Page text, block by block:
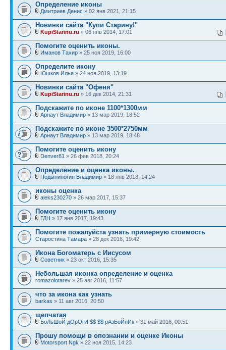
Определение иконы
Дмитриев Денис » 02 янв 2021, 21:15
Новинки сайта "Купи Старину!"
KupiStarinu.ru » 06 янв 2014, 17:01
Помогите оценить иконы.
Иманов Тахир » 25 ноя 2019, 16:00
Определите икону
Юшков Илья » 24 ноя 2019, 13:19
Новинки сайта "Офеня"
KupiStarinu.ru » 16 дек 2014, 21:31
Подскажите по иконе 1100*1300мм
Арнаут Владимир » 13 мар 2019, 18:52
Подскажите по иконе 3500*2750мм
Арнаут Владимир » 13 мар 2019, 18:48
Помогите оценить икону
Denver81 » 26 фев 2018, 20:24
Определение и оценка иконы.
Подыниногин Владимир » 18 янв 2018, 14:24
иконы оценка
aleks230270 » 26 мар 2017, 15:37
Помогите оценить икону
ГДН » 17 янв 2017, 19:43
Помогите пожалуйста узнать примерную стоимость
Старостина Тамара » 28 дек 2016, 19:42
Икона Богоматерь с Иисусом
Советник » 23 окт 2016, 15:35
Небольшая иконка определение и оценка
romazolotarev » 25 авг 2016, 11:57
что за икона как узнать
barkas » 11 авг 2016, 20:50
щепчатая
БоЛьШоЙ дОрОгИ $$ $$ рАзБоЙнИк » 31 май 2016, 00:51
Прошу помощи в опознании и оценке Иконы
Motorsport Ngk » 22 ноя 2015, 14:23